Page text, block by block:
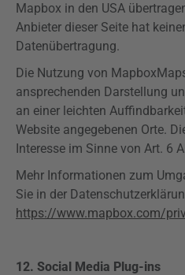
Mapbox in den USA
Anbieter dieser Seite hat
Datenübertragung.
Die Nutzung von Mapbox
ansprechenden Darstellung
an einer leichten
Website angegebenen Orte.
Interesse im Sinne von Art. 6
Mehr Informationen zum
Sie in der
https://www.mapbox.com/
12. Social Media Plug-ins